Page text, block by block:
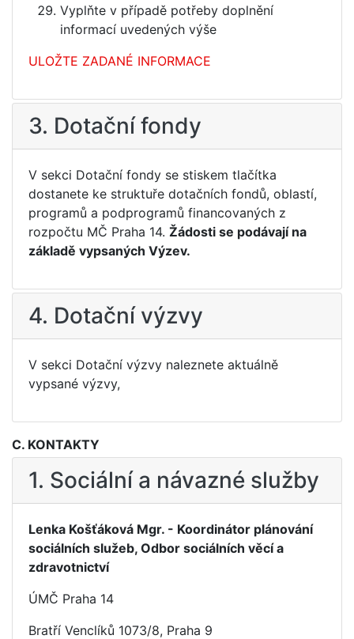
Vyplňte v případě potřeby doplnění
informací uvedených výše
ULOŽTE ZADANÉ INFORMACE
3. Dotační fondy
V sekci Dotační fondy se stiskem tlačítka
dostanete ke struktuře dotačních fondů, oblastí,
programů a podprogramů financovaných z
rozpočtu MČ Praha 14. Žádosti se podávají na
základě vypsaných Výzev.
4. Dotační výzvy
V sekci Dotační výzvy naleznete aktuálně
vypsané výzvy,
C. KONTAKTY
1. Sociální a návazné služby
Lenka Košťáková Mgr. - Koordinátor plánování
sociálních služeb, Odbor sociálních věcí a
zdravotnictví
ÚMČ Praha 14
Bratří Venclíků 1073/8, Praha 9